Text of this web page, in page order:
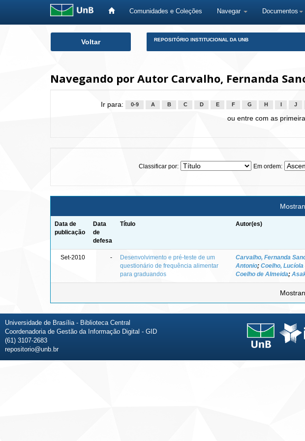
Comunidades e Coleções Navegar Documentos
Voltar REPOSITÓRIO INSTITUCIONAL DA UNB
Navegando por Autor Carvalho, Fernanda
Ir para: 0-9 A B C D E F G H J
ou entre com as
Classificar por: Em ordem:
Data de
publicação
Data
de
defesa
Título Autor(es)
Set-2010 -
Desenvolvimento e pré-teste de um
questionário de frequência alimentar
para graduandos
Carvalho, Fernanda
Antonio; Coelho,
Coelho de Almeida;
Universidade de Brasília - Biblioteca Central
Coordenadoria de Gestão da Informação Digital - GID
(61) 3107-2683
repositorio@unb.br